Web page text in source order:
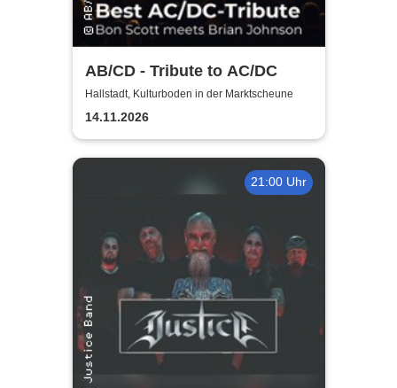
AB/CD - Tribute to AC/DC
Hallstadt, Kulturboden in der Marktscheune
14.11.2026
21:00 Uhr